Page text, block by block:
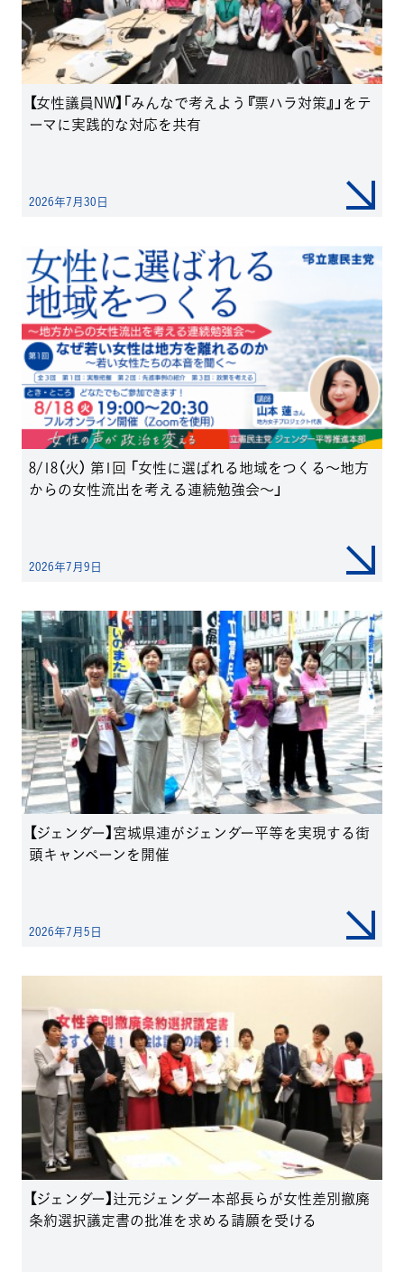
【女性議員NW】「みんなで考えよう『票ハラ対策』」をテ
ーマに実践的な対応を共有
2026年7月30日
8/18（火） 第1回 「女性に選ばれる地域をつくる～地方
からの女性流出を考える連続勉強会～」
2026年7月9日
【ジェンダー】宮城県連がジェンダー平等を実現する街
頭キャンペーンを開催
2026年7月5日
【ジェンダー】辻元ジェンダー本部長らが女性差別撤廃
条約選択議定書の批准を求める請願を受ける